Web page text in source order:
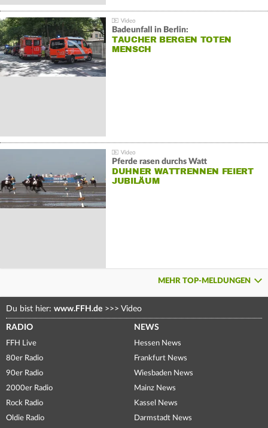
Badeunfall in Berlin:
TAUCHER BERGEN TOTEN
MENSCH
Pferde rasen durchs Watt
DUHNER WATTRENNEN FEIERT
JUBILÄUM
MEHR TOP-MELDUNGEN
Du bist hier: www.FFH.de >>> Video
RADIO
FFH Live
80er Radio
90er Radio
2000er Radio
Rock Radio
Oldie Radio
NEWS
Hessen News
Frankfurt News
Wiesbaden News
Mainz News
Kassel News
Darmstadt News